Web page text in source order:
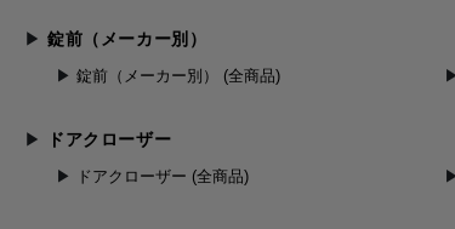
錠前（メーカー別）
錠前（メーカー別） (全商品)
ドアクローザー
ドアクローザー (全商品)